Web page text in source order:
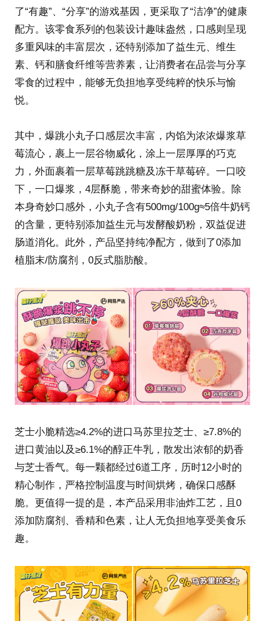
了“有趣”、“分享”的游戏基因，更采取了“洁净”的健康
配方。该零食系列的包装设计趣味盎然，口感则呈现
多重风味的丰富层次，还特别添加了益生元、维生
素、钙和膳食纤维等营养素，让消费者在品尝与分享
零食的过程中，能够无负担地享受纯粹的快乐与愉
悦。
其中，爆跳小丸子口感层次丰富，内馅为浓浓爆浆草
莓流心，裹上一层谷物威化，涂上一层厚厚的巧克
力，外面裹着一层草莓跳跳糖及冻干草莓碎。一口咬
下，一口爆浆，4层酥脆，带来奇妙的甜蜜体验。除
本身奇妙口感外，小丸子含有500mg/100g≈5倍牛奶钙
的含量，更特别添加益生元与发酵酸奶粉，双益促进
肠道消化。此外，产品坚持纯净配方，做到了0添加
植脂末/防腐剂，0反式脂肪酸。
芝士小脆精选≥4.2%的进口马苏里拉芝士、≥7.8%的
进口黄油以及≥6.1%的醇正牛乳，散发出浓郁的奶香
与芝士香气。每一颗都经过6道工序，历时12小时的
精心制作，严格控制温度与时间烘烤，确保口感酥
脆。更值得一提的是，本产品采用非油炸工艺，且0
添加防腐剂、香精和色素，让人无负担地享受美食乐
趣。